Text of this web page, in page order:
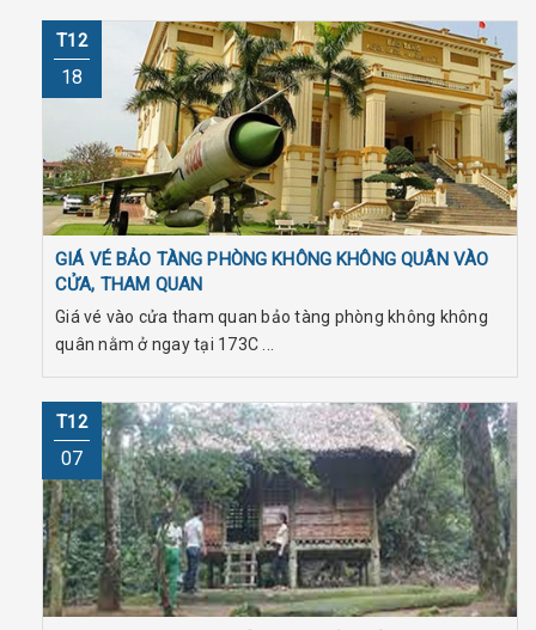
T12
18
GIÁ VÉ BẢO TÀNG PHÒNG KHÔNG KHÔNG QUÂN VÀO
CỬA, THAM QUAN
Giá vé vào cửa tham quan bảo tàng phòng không không
quân nằm ở ngay tại 173C ...
T12
07